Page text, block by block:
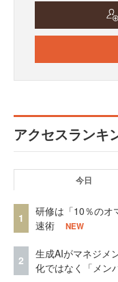
アクセスランキ
今日
1
研修は「10％の
速術
NEW
2
生成AIがマネジメ
化ではなく「メン